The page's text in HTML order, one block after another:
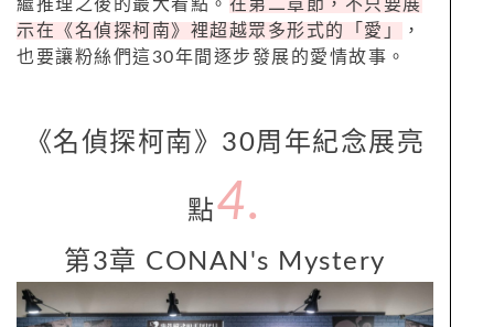
繼推理之後的最大看點。 在第二章節，不只要展
示在《名偵探柯南》裡超越眾多形式的「愛」
，
也要讓粉絲們這30年間逐步發展的愛情故事。
《名偵探柯南》30周年紀念展亮
點4.
第3章 CONAN's Mystery